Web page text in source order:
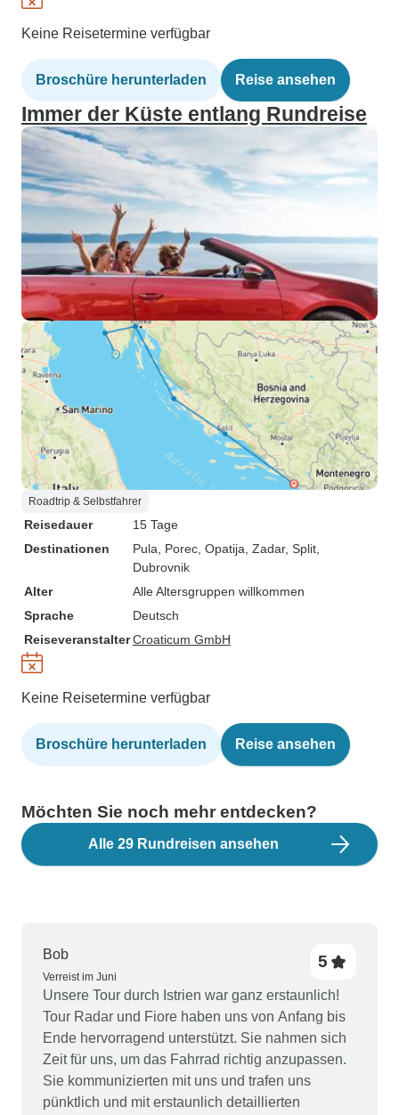
Keine Reisetermine verfügbar
Broschüre herunterladen Reise ansehen
Immer der Küste entlang Rundreise
Roadtrip & Selbstfahrer
Reisedauer
15 Tage
Destinationen
Pula , Porec , Opatija , Zadar, Split
Dubrovnik
Alter
Alle Altersgruppen willkommen
Sprache
Deutsch
ReiseveranstalterCroaticum GmbH
Keine Reisetermine verfügbar
Broschüre herunterladen Reise ansehen
Möchten Sie noch mehr entdecken?
Alle 29 Rundreisen ansehen
Bob
Verreist im Juni
5
Unsere Tour durch Istrien war ganz erstaunlich!
Tour Radar und Fiore haben uns von Anfang bis
Ende hervorragend unterstützt. Sie nahmen sich
Zeit für uns, um das Fahrrad richtig anzupassen.
Sie kommunizierten mit uns und trafen uns
pünktlich und mit erstaunlich detaillierten